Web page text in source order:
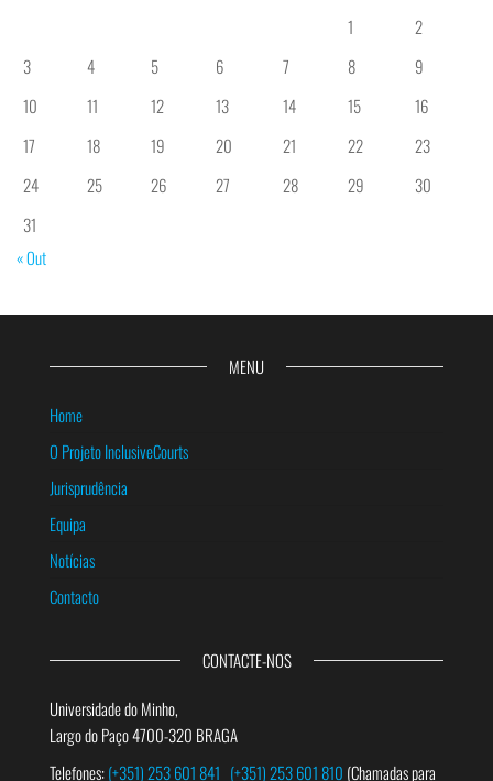
1
2
3
4 5 6 7 8
9
10
11 12 13 14 15
16
17
18 19 20 21 22
23
24
25 26 27 28 29
30
31
« Out
MENU
Home
O Projeto InclusiveCourts
Jurisprudência
Equipa
Notícias
Contacto
CONTACTE-NOS
Universidade do Minho,
Largo do Paço 4700-320 BRAGA
Telefones:(+351) 253 601 841 (+351) 253 601 810 (Chamadas para